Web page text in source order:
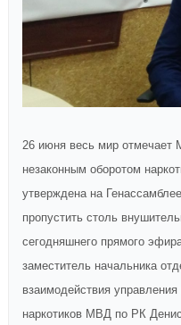
26 июня весь мир отмечает
незаконным оборотом
утверждена на
пропустить столь
сегодняшнего прямого
заместитель начальника
взаимодействия
наркотиков МВД по РК